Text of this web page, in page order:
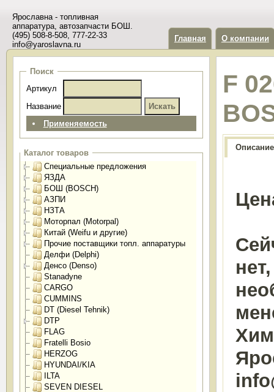
Ярославна - топливная
аппаратура, автозапчасти БОШ.
(495) 508-8-508, 777-22-33
info@yaroslavna.ru
Главная О компании
Поиск
Артикул
Название
Применяемость
Каталог товаров
Специальные предложения
ЯЗДА
БОШ (BOSCH)
АЗПИ
НЗТА
Моторпал (Motorpal)
Китай (Weifu и другие)
Прочие поставщики топл. аппаратуры
Делфи (Delphi)
Денсо (Denso)
Stanadyne
CARGO
CUMMINS
DT (Diesel Tehnik)
DTP
FLAG
Fratelli Bosio
HERZOG
HYUNDAI/KIA
ILTA
SEVEN DIESEL
F
Описание